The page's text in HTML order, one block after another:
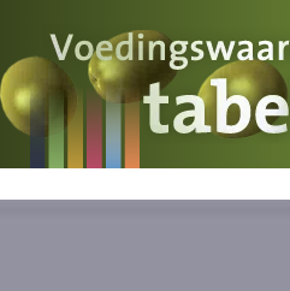
Voedingswaarde
Wat is wat?